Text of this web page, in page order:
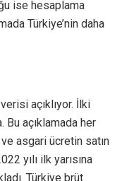
ise hesaplama
Türkiye’nin daha
açıklıyor. İlki
açıklamada her
asgari ücretin satın
yılı ilk yarısına
Türkiye brüt